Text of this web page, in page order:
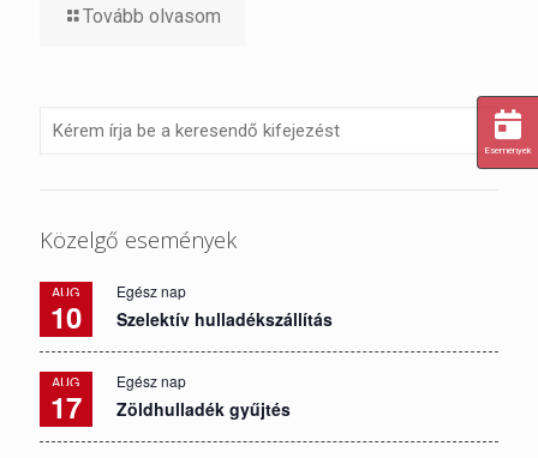
Tovább olvasom
Közelgő események
AUG
10
Egész nap
Szelektív hulladékszállítás
AUG
17
Egész nap
Zöldhulladék gyűjtés
Események